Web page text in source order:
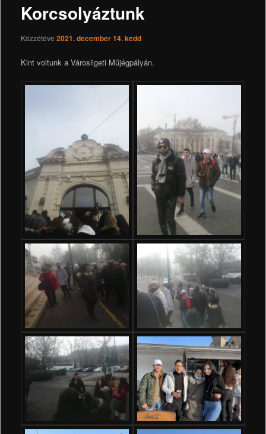
Korcsolyáztunk
Közzétéve 2021. december 14. kedd
Kint voltunk a Városligeti Műjégpályán.